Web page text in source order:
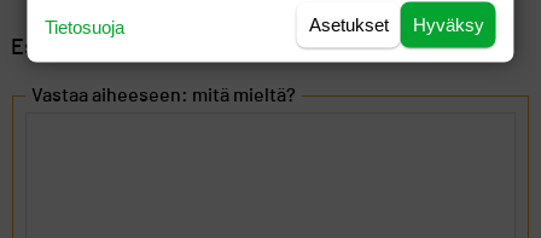
Esillä 6 viestiä, 1 - 6 (kaikkiaan 6)
Vastaa aiheeseen: mitä mieltä?
Hyväksy
Asetukset
Tietosuoja